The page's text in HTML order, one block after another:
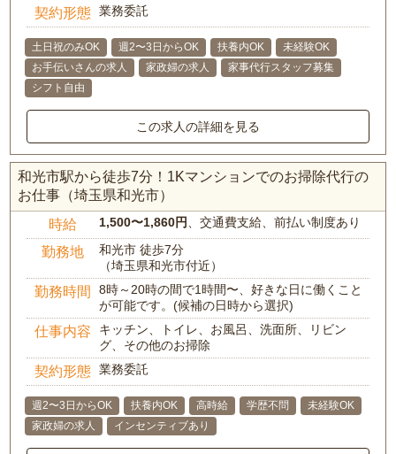
契約形態 業務委託
土日祝のみOK 週2〜3日からOK 扶養内OK
未経験OK
お手伝いさんの求人
家政婦の求人
家事代行スタッフ募集
シフト自由
この求人の詳細を見る
和光市駅から徒歩7分！1Kマンションでのお掃除代行の
お仕事（埼玉県和光市）
時給 1,500〜1,860円、交通費支給、前払い制度あり
勤務地
和光市 徒歩7分
（埼玉県和光市付近）
勤務時間
8時～20時の間で1時間〜、好きな日に働くこと
が可能です。(候補の日時から選択)
仕事内容
キッチン、トイレ、お風呂、洗面所、リビン
グ、その他のお掃除
契約形態 業務委託
週2〜3日からOK 扶養内OK 高時給 学歴不問
未経験OK
家政婦の求人
インセンティブあり